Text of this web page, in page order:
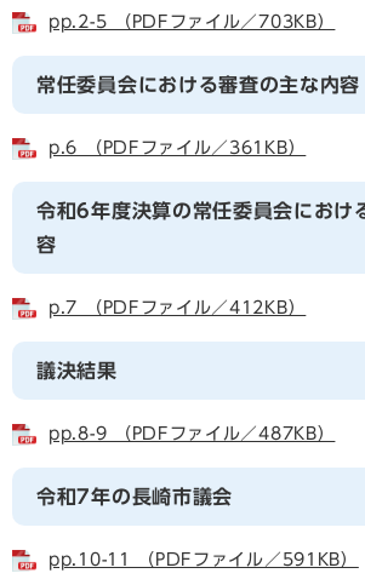
pp.2-5 （PDFファイル／703KB）
常任委員会における審査の主な内容
p.6 （PDFファイル／361KB）
令和6年度決算の常任委員会におけ
容
p.7 （PDFファイル／412KB）
議決結果
pp.8-9 （PDFファイル／487KB）
令和7年の長崎市議会
pp.10-11 （PDFファイル／591KB）